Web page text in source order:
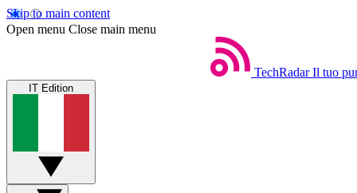
Skip to main content
Open menu Close main menu
TechRadar Il tuo
IT Edition